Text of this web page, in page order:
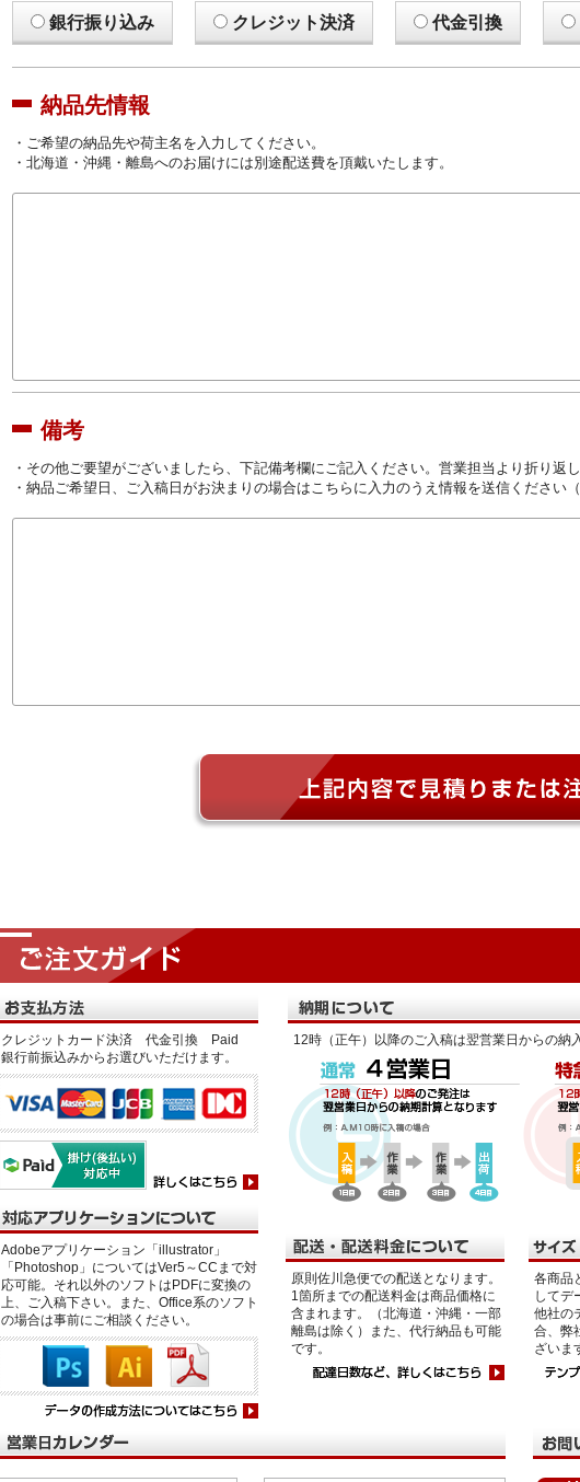
銀行振り込み クレジット決済 代金引換
納品先情報
・ご希望の納品先や荷主名を入力してください。
・北海道・沖縄・離島へのお届けには別途配送費を頂戴いたします。
備考
・その他ご要望がございましたら、下記備考欄にご記入ください。営業担当より折り返
・納品ご希望日、ご入稿日がお決まりの場合はこちらに入力のうえ情報を送信ください
クレジットカード決済 代金引換 Paid
銀行前振込みからお選びいただけます。
12時（正午）以降のご入稿は翌営業日からの納
Adobeアプリケーション「illustrator」
「Photoshop」についてはVer5～CCまで対
応可能。それ以外のソフトはPDFに変換の
上、ご入稿下さい。また、Office系のソフト
の場合は事前にご相談ください。
原則佐川急便での配送となります。
1箇所までの配送料金は商品価格に
含まれます。（北海道・沖縄・一部
離島は除く）また、代行納品も可能
です。
各商品
してデ
他社の
合、弊
ざいま